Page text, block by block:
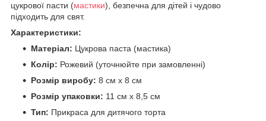
цукрової пасти (мастики), безпечна для дітей і чудово
підходить для свят.
Характеристики:
Матеріал: Цукрова паста (мастика)
Колір: Рожевий (уточнюйте при замовленні)
Розмір виробу: 8 см x 8 см
Розмір упаковки: 11 см x 8,5 см
Тип: Прикраса для дитячого торта